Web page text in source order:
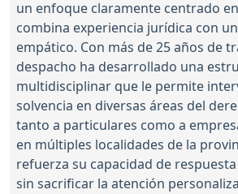
un enfoque claramente centrado
combina experiencia jurídica con
empático. Con más de 25 años de
despacho ha desarrollado una
multidisciplinar que le permite
solvencia en diversas áreas del
tanto a particulares como a
en múltiples localidades de la
refuerza su capacidad de
sin sacrificar la atención